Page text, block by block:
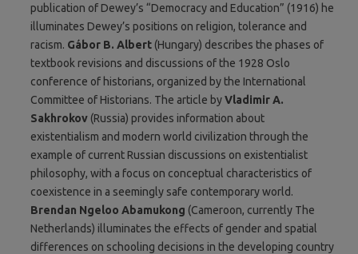
publication of Dewey’s “Democracy and Education” (1916) he
illuminates Dewey’s positions on religion, tolerance and
racism. Gábor B. Albert (Hungary) describes the phases of
textbook revisions and discussions of the 1928 Oslo
conference of historians, organized by the International
Committee of Historians. The article byVladimir A.
Sakhrokov (Russia) provides information about
existentialism and modern world civilization through the
example of current Russian discussions on existentialist
philosophy, with a focus on conceptual characteristics of
coexistence in a seemingly safe contemporary world.
Brendan Ngeloo Abamukong (Cameroon, currently The
Netherlands) illuminates the effects of gender and spatial
differences on schooling decisions in the developing country